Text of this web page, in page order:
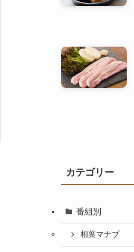
カテゴリー
番組別
相葉マナブ